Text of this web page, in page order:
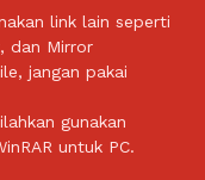
link lain seperti
dan Mirror
jangan pakai
gunakan
untuk PC.